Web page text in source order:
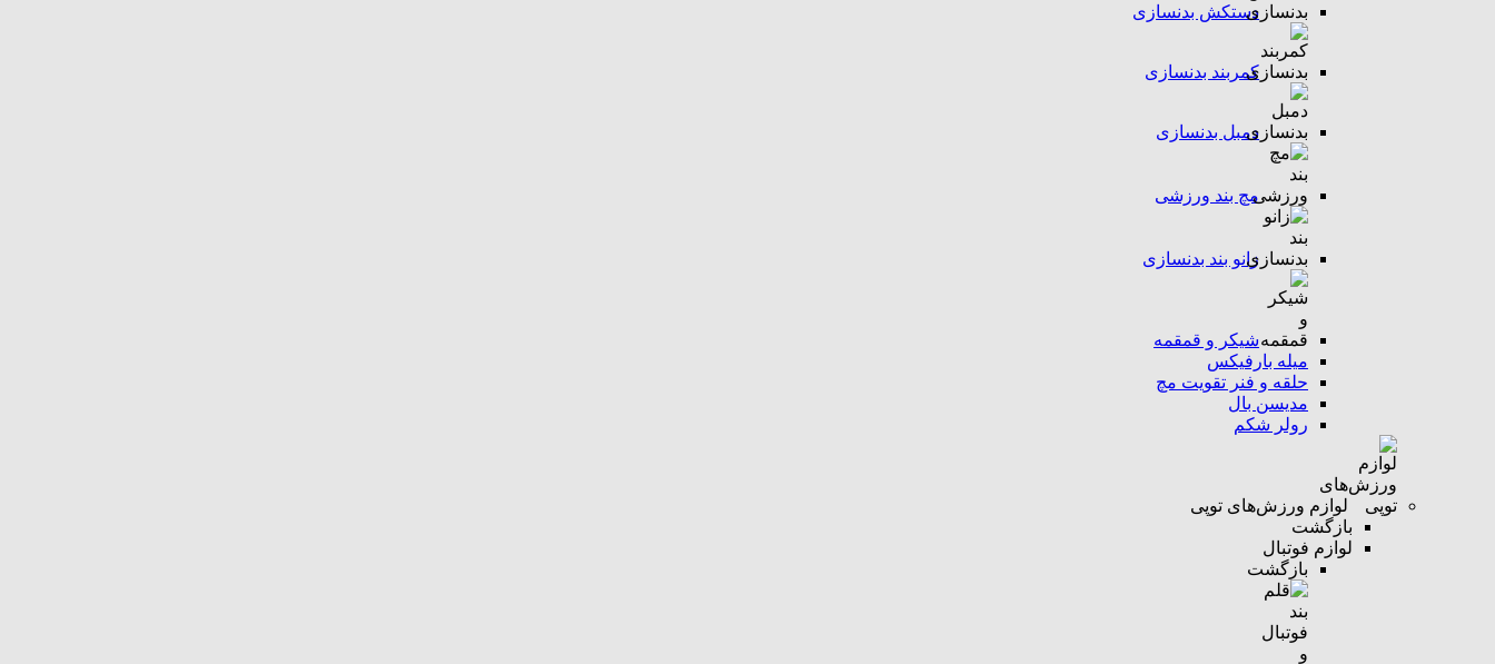
دستکش بدنسازی
کمربند بدنسازی
دمبل بدنسازی
مچ بند ورزشی
زانو بند بدنسازی
شیکر و قمقمه
میله بارفیکس
حلقه و فنر تقویت مچ
مدیسن بال
رولر شکم
لوازم ورزش‌های توپی
بازگشت
لوازم فوتبال
بازگشت